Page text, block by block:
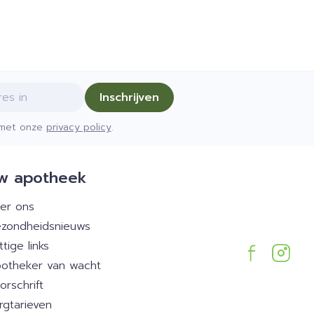
Inschrijven
onze privacy policy.
apotheek
ons
links
van wacht